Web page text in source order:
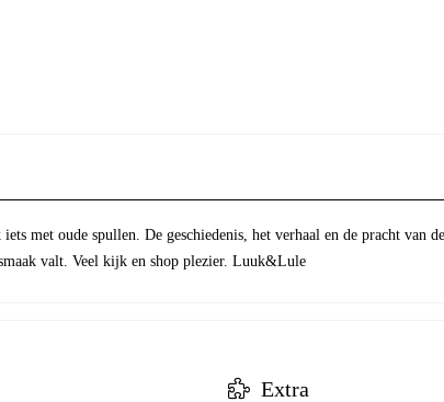
met oude spullen. De geschiedenis, het verhaal en de pracht
valt. Veel kijk en shop plezier. Luuk&Lule
Extra